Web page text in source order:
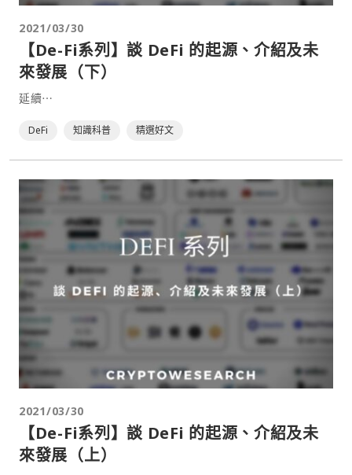
2021/03/30
【De-Fi系列】談 DeFi 的起源、介紹及未
來發展（下）
延續⋯
DeFi 知識科普 精選好文
2021/03/30
【De-Fi系列】談 DeFi 的起源、介紹及未
來發展（上）